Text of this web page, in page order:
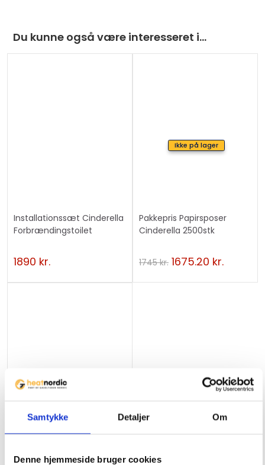
Samtykke Detaljer Om
Denne hjemmeside bruger cookies
Du kunne også være interesseret i…
Installationssæt Cinderella
Forbrændingstoilet
1890 kr.
Ikke på lager
Pakkepris Papirsposer
Cinderella 2500stk
1745kr. 1675.20 kr.
stk Forbrændingstoilet